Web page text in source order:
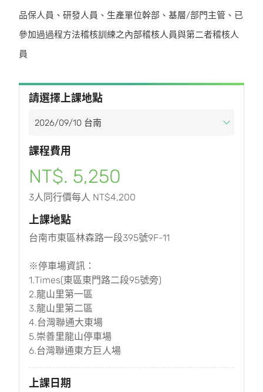
品保人員、研發人員、生產單位幹部、基層/部門主管、已
參加過過程方法稽核訓練之內部稽核人員與第二者稽核人
員
請選擇上課地點
課程費用
NT$. 5,250
3人同行價每人 NT$4,200
上課地點
台南市東區林森路一段395號9F-11
※停車場資訊：
1.Times(東區東門路二段95號旁)
2.龍山里第一區
3.龍山里第二區
4.台灣聯通大東場
5.崇善里龍山停車場
6.台灣聯通東方巨人場
上課日期